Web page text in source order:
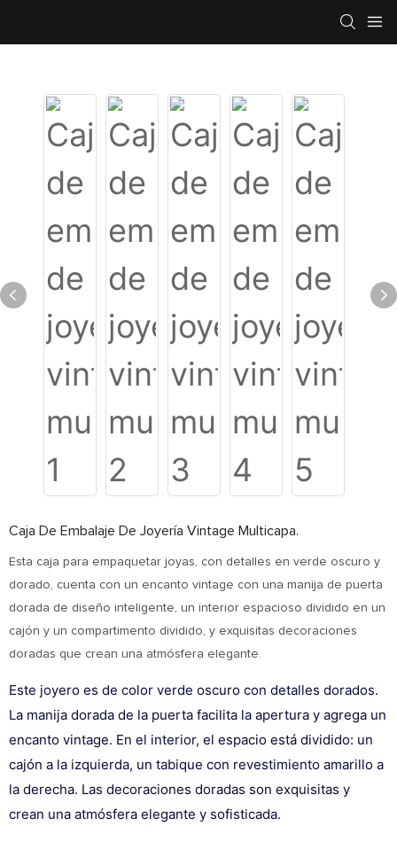
Caja De Embalaje De Joyería Vintage Multicapa.
Esta caja para empaquetar joyas, con detalles en verde oscuro y
dorado, cuenta con un encanto vintage con una manija de puerta
dorada de diseño inteligente, un interior espacioso dividido en un
cajón y un compartimento dividido, y exquisitas decoraciones
doradas que crean una atmósfera elegante.
Este joyero es de color verde oscuro con detalles dorados.
La manija dorada de la puerta facilita la apertura y agrega un
encanto vintage. En el interior, el espacio está dividido: un
cajón a la izquierda, un tabique con revestimiento amarillo a
la derecha. Las decoraciones doradas son exquisitas y
crean una atmósfera elegante y sofisticada.